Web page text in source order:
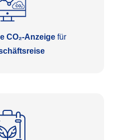
CO₂-Anzeige für